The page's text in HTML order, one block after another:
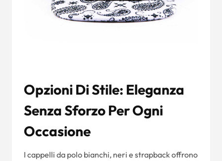
Opzioni Di Stile: Eleganza
Senza Sforzo Per Ogni
Occasione
I cappelli da polo bianchi, neri e strapback offrono